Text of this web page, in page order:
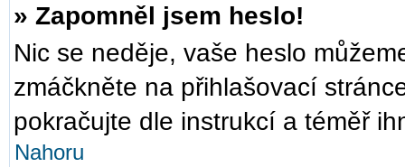
» Zapomněl jsem heslo!
Nic se neděje, vaše heslo
zmáčkněte na přihlašovací
pokračujte dle instrukcí a téměř
Nahoru